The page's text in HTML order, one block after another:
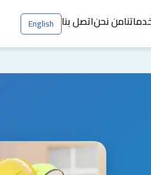
من نحناتصل بنا English